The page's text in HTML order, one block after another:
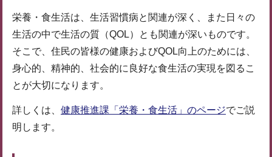
栄養・食生活は、生活習慣病と関連が深く、また日々の
生活の中で生活の質（QOL）とも関連が深いものです。
そこで、住民の皆様の健康およびQOL向上のためには、
身心的、精神的、社会的に良好な食生活の実現を図るこ
とが大切になります。
詳しくは、 健康推進課「栄養・食生活」のページでご説
明します。